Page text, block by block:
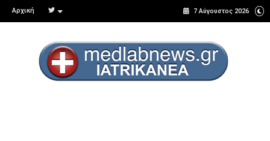
Αρχική 7 Αύγουστος 2026